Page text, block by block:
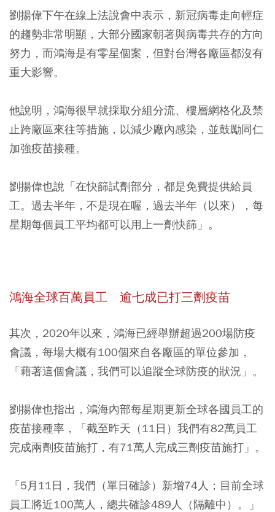
劉揚偉下午在線上法說會中表示，新冠病毒走向輕症
的趨勢非常明顯，大部分國家朝著與病毒共存的方向
努力，而鴻海是有零星個案，但對台灣各廠區都沒有
重大影響。
他說明，鴻海很早就採取分組分流、樓層網格化及禁
止跨廠區來往等措施 ，以減少廠內感染，並鼓勵同仁
加強疫苗接種。
劉揚偉也說「在快篩試劑部分，都是免費提供給員
工。過去半年，不是現在喔，過去半年（以來），每
星期每個員工平均都可以用上一劑快篩」。
鴻海全球百萬員工 逾七成已打三劑疫苗
其次，2020年以來，鴻海已經舉辦超過200場防疫
會議，每場大概有100個來自各廠區的單位參加，
「藉著這個會議，我們可以追蹤全球防疫的狀況」。
劉揚偉也指出，鴻海內部每星期更新全球各國員工的
疫苗接種率，「截至昨天（11日）我們有82萬員工
完成兩劑疫苗施打，有71萬人完成三劑疫苗施打」。
「5月11日，我們（單日確診）新增74人；目前全球
員工將近100萬人，總共確診489人（隔離中）。」